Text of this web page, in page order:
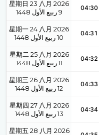
星期日 23 八月 2026
1448 ربيع الأول 9
04:30
星期一 24 八月 2026
1448 ربيع الأول 10
04:31
星期二 25 八月 2026
1448 ربيع الأول 11
04:32
星期三 26 八月 2026
1448 ربيع الأول 12
04:33
星期四 27 八月 2026
1448 ربيع الأول 13
04:34
星期五 28 八月 2026